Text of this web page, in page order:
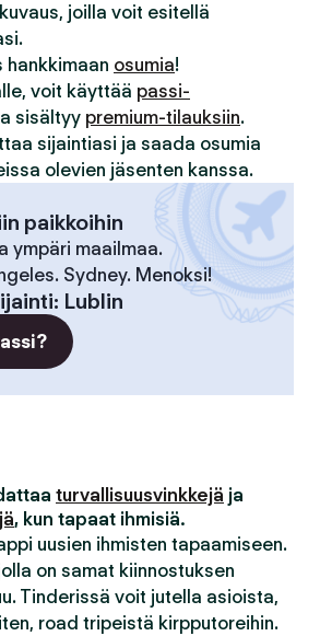
joilla voit esitellä
hankkimaan osumia!
voit käyttää passi-
sisältyy premium-tilauksiin.
sijaintiasi ja saada osumia
olevien jäsenten kanssa.
paikkoihin
ympäri maailmaa.
Sydney. Menoksi!
: Lublin
turvallisuusvinkkejä ja
, kun tapaat ihmisiä.
uusien ihmisten tapaamiseen.
on samat kiinnostuksen
Tinderissä voit jutella asioista,
road tripeistä kirpputoreihin.